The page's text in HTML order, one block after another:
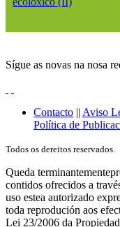
Sígue as novas na nosa
Contacto || Aviso
Política de
Todos os dereitos reservados.
Queda
contidos ofrecidos a
uso estea autorizado
toda reprodución aos
Lei 23/2006 da